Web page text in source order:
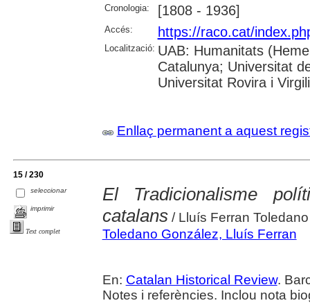
Cronologia: [1808 - 1936]
Accés: https://raco.cat/
Localització: UAB: Humanitats
Catalunya; Universitat
Universitat Rovira i Virgili
Enllaç permanent a aquest
15 / 230
seleccionar
imprimir
Text complet
El Tradicionalisme
catalans/ Lluís Ferran
Toledano González, Lluís Ferran
En: Catalan Historical Review.
Notes i referències. Inclou nota